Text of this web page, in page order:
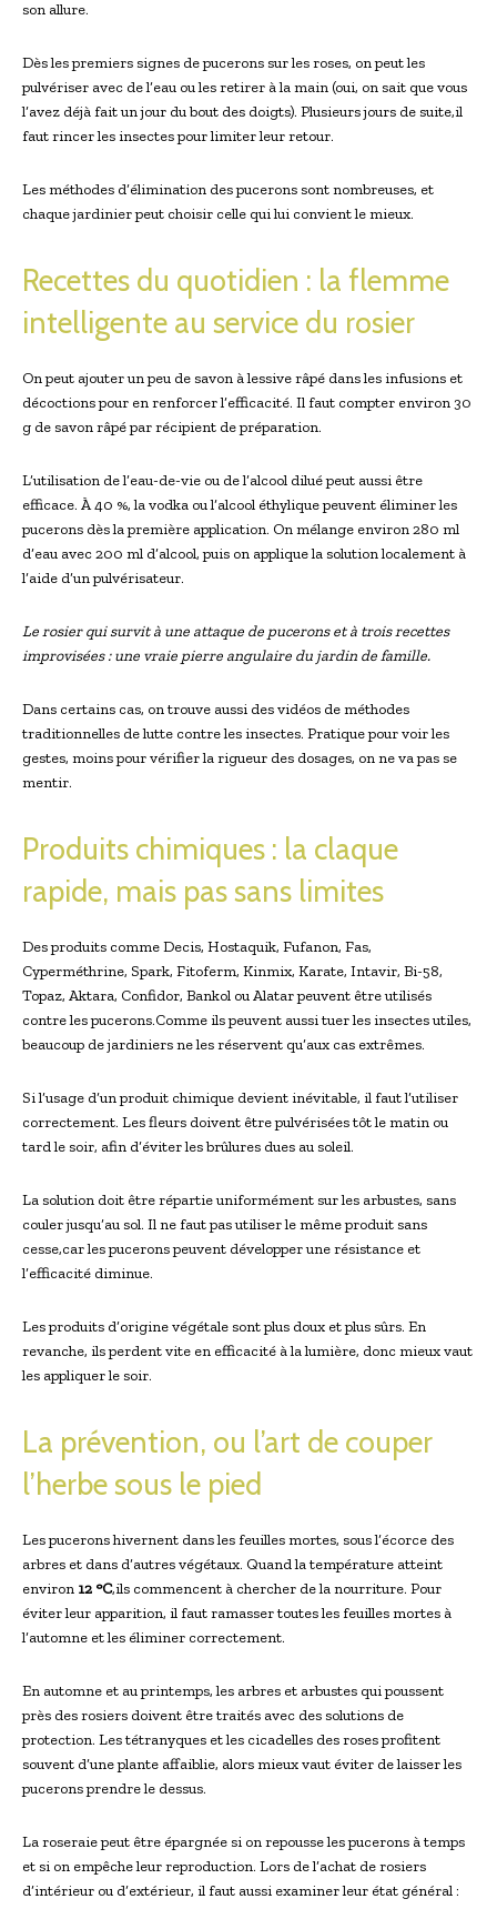
son allure.
Dès les premiers signes de pucerons sur les roses, on peut les
pulvériser avec de l’eau ou les retirer à la main (oui, on sait que vous
l’avez déjà fait un jour du bout des doigts). Plusieurs jours de suite,il
faut rincer les insectes pour limiter leur retour.
Les méthodes d’élimination des pucerons sont nombreuses, et
chaque jardinier peut choisir celle qui lui convient le mieux.
Recettes du quotidien : la flemme
intelligente au service du rosier
On peut ajouter un peu de savon à lessive râpé dans les infusions et
décoctions pour en renforcer l’efficacité. Il faut compter environ 30
g de savon râpé par récipient de préparation.
L’utilisation de l’eau-de-vie ou de l’alcool dilué peut aussi être
efficace. À 40 %, la vodka ou l’alcool éthylique peuvent éliminer les
pucerons dès la première application. On mélange environ 280 ml
d’eau avec 200 ml d’alcool, puis on applique la solution localement à
l’aide d’un pulvérisateur.
Le rosier qui survit à une attaque de pucerons et à trois recettes
improvisées : une vraie pierre angulaire du jardin de famille.
Dans certains cas, on trouve aussi des vidéos de méthodes
traditionnelles de lutte contre les insectes. Pratique pour voir les
gestes, moins pour vérifier la rigueur des dosages, on ne va pas se
mentir.
Produits chimiques : la claque
rapide, mais pas sans limites
Des produits comme Decis, Hostaquik, Fufanon, Fas,
Cyperméthrine, Spark, Fitoferm, Kinmix, Karate, Intavir, Bi-58,
Topaz, Aktara, Confidor, Bankol ou Alatar peuvent être utilisés
contre les pucerons.Comme ils peuvent aussi tuer les insectes utiles,
beaucoup de jardiniers ne les réservent qu’aux cas extrêmes.
Si l’usage d’un produit chimique devient inévitable, il faut l’utiliser
correctement. Les fleurs doivent être pulvérisées tôt le matin ou
tard le soir, afin d’éviter les brûlures dues au soleil.
La solution doit être répartie uniformément sur les arbustes, sans
couler jusqu’au sol. Il ne faut pas utiliser le même produit sans
cesse,car les pucerons peuvent développer une résistance et
l’efficacité diminue.
Les produits d’origine végétale sont plus doux et plus sûrs. En
revanche, ils perdent vite en efficacité à la lumière, donc mieux vaut
les appliquer le soir.
La prévention, ou l’art de couper
l’herbe sous le pied
Les pucerons hivernent dans les feuilles mortes, sous l’écorce des
arbres et dans d’autres végétaux. Quand la température atteint
environ 12 °C,ils commencent à chercher de la nourriture. Pour
éviter leur apparition, il faut ramasser toutes les feuilles mortes à
l’automne et les éliminer correctement.
En automne et au printemps, les arbres et arbustes qui poussent
près des rosiers doivent être traités avec des solutions de
protection. Les tétranyques et les cicadelles des roses profitent
souvent d’une plante affaiblie, alors mieux vaut éviter de laisser les
pucerons prendre le dessus.
La roseraie peut être épargnée si on repousse les pucerons à temps
et si on empêche leur reproduction. Lors de l’achat de rosiers
d’intérieur ou d’extérieur, il faut aussi examiner leur état général :